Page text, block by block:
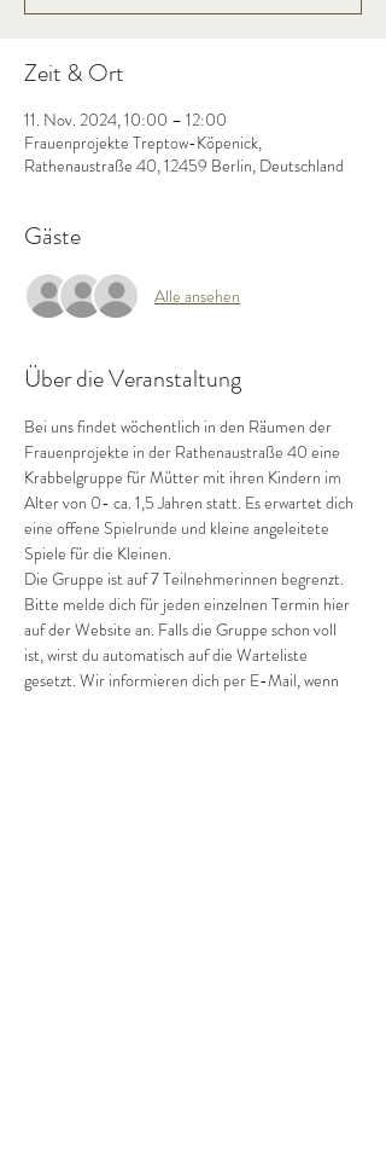
Zeit & Ort
11. Nov. 2024, 10:00 – 12:00
Frauenprojekte Treptow-Köpenick,
Rathenaustraße 40, 12459 Berlin, Deutschland
Gäste
Alle ansehen
Über die Veranstaltung
Bei uns findet wöchentlich in den Räumen der
Frauenprojekte in der Rathenaustraße 40 eine
Krabbelgruppe für Mütter mit ihren Kindern im
Alter von 0- ca. 1,5 Jahren statt. Es erwartet dich
eine offene Spielrunde und kleine angeleitete
Spiele für die Kleinen.
Die Gruppe ist auf 7 Teilnehmerinnen begrenzt.
Bitte melde dich für jeden einzelnen Termin hier
auf der Website an. Falls die Gruppe schon voll
ist, wirst du automatisch auf die Warteliste
gesetzt. Wir informieren dich per E-Mail, wenn